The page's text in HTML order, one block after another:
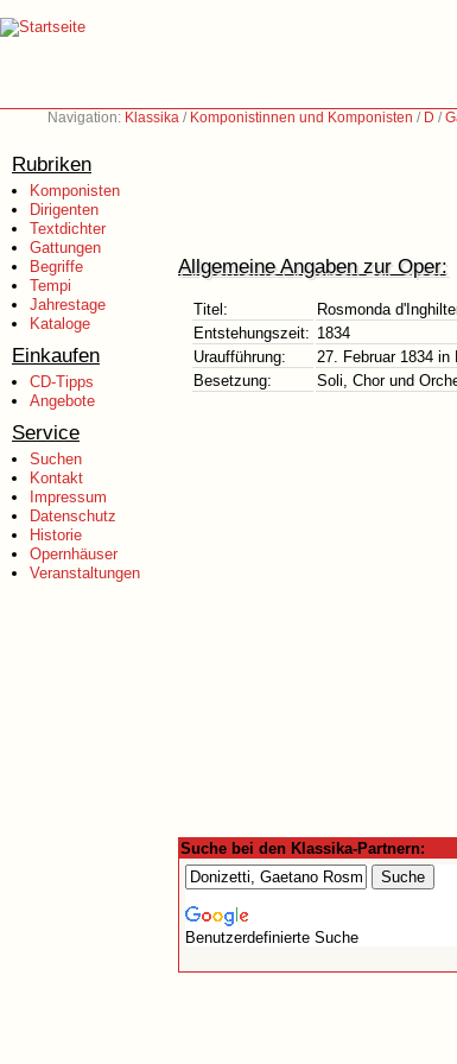
Navigation: Klassika / Komponistinnen und Komponisten / D /
Rubriken
Komponisten
Dirigenten
Textdichter
Gattungen
Begriffe
Tempi
Jahrestage
Kataloge
Einkaufen
CD-Tipps
Angebote
Service
Suchen
Kontakt
Impressum
Datenschutz
Historie
Opernhäuser
Veranstaltungen
Allgemeine Angaben zur Oper:
Titel:
Rosmonda
Entstehungszeit: 1834
Uraufführung:
27. Februar 1834 in
Besetzung:
Soli, Chor und
Suche bei den Klassika-Partnern:
Benutzerdefinierte Suche